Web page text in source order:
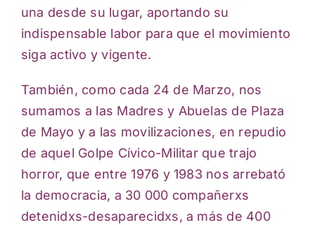
una desde su lugar, aportando su
indispensable labor para que el movimiento
siga activo y vigente.
También, como cada 24 de Marzo, nos
sumamos a las Madres y Abuelas de Plaza
de Mayo y a las movilizaciones, en repudio
de aquel Golpe Cívico-Militar que trajo
horror, que entre 1976 y 1983 nos arrebató
la democracia, a 30 000 compañerxs
detenidxs-desaparecidxs, a más de 400